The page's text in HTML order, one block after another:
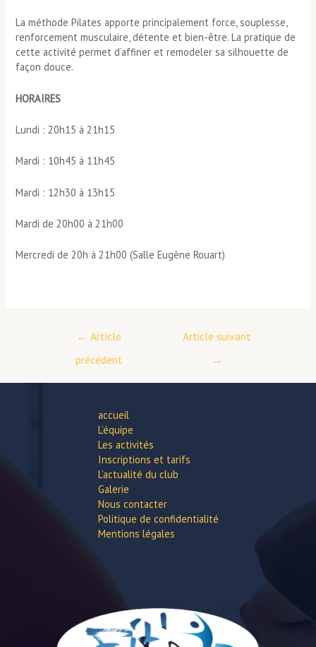
La méthode Pilates apporte principalement force, souplesse,
renforcement musculaire, détente et bien-être. La pratique de
cette activité permet d’affiner et remodeler sa silhouette de
façon douce.
HORAIRES
Lundi : 20h15 à 21h15
Mardi : 10h45 à 11h45
Mardi : 12h30 à 13h15
Mardi de 20h00 à 21h00
Mercredi de 20h à 21h00 (Salle Eugène Rouart)
← Article
précédent
Article suivant
→
accueil
L’équipe
Les activités
Inscriptions et tarifs
L’actualité du club
Galerie
Nous contacter
Politique de confidentialité
Mentions légales